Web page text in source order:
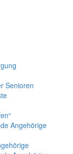
Senioren
Angehörige